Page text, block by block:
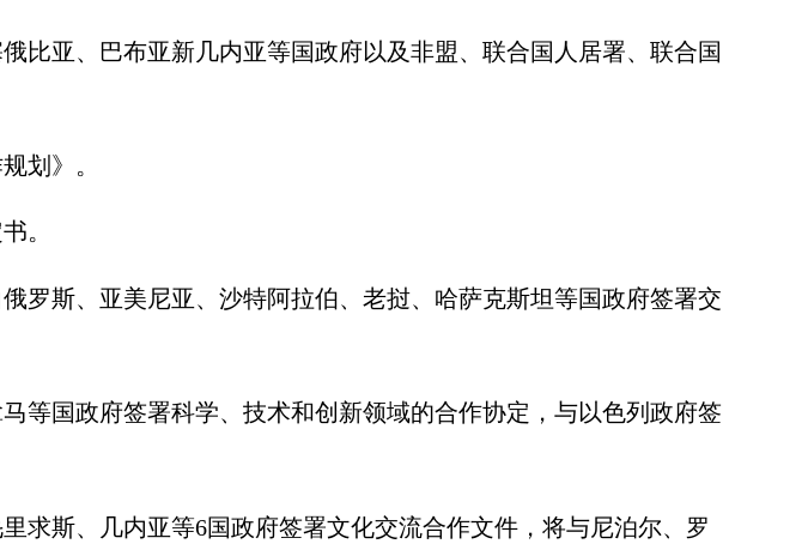
亚、巴布亚新几内亚等国政府以及非盟、联合国人居署、联合国
划》。
。
斯、亚美尼亚、沙特阿拉伯、老挝、哈萨克斯坦等国政府签署交
国政府签署科学、技术和创新领域的合作协定，与以色列政府签
求斯、几内亚等6国政府签署文化交流合作文件，将与尼泊尔、罗